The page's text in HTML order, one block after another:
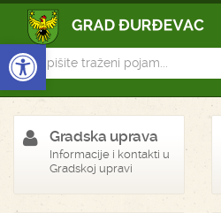
Open toolbar
Gradska uprava
Informacije i kontakti u
Gradskoj upravi